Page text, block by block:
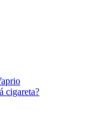
cigareta?